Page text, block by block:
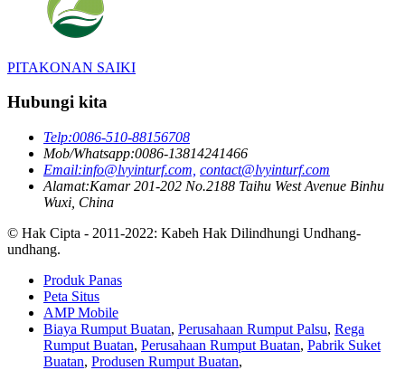
PITAKONAN SAIKI
Hubungi kita
Telp:0086-510-88156708
Mob/Whatsapp:0086-13814241466
Email:info@lvyinturf.com, contact@lvyinturf.com
Alamat:Kamar 201-202 No.2188 Taihu West Avenue Binhu
Wuxi, China
© Hak Cipta - 2011-2022: Kabeh Hak Dilindhungi Undhang-
undhang.
Produk Panas
Peta Situs
AMP Mobile
Biaya Rumput Buatan, Perusahaan Rumput Palsu, Rega
Rumput Buatan, Perusahaan Rumput Buatan, Pabrik Suket
Buatan, Produsen Rumput Buatan,